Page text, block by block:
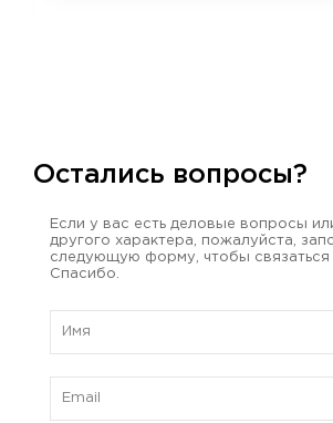
Остались вопросы?
Если у вас есть деловые вопросы
другого характера, пожалуйста,
следующую форму, чтобы связаться
Спасибо.